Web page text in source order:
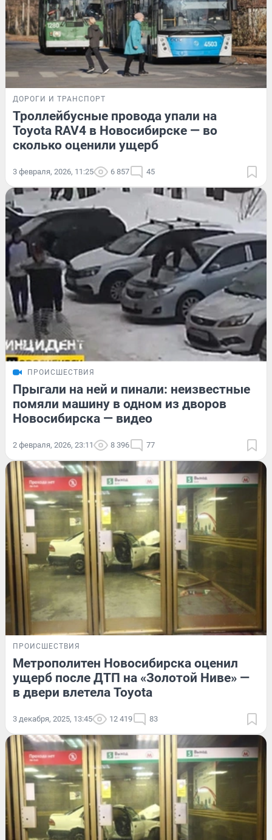
ДОРОГИ И ТРАНСПОРТ
Троллейбусные провода упали на
Toyota RAV4 в Новосибирске — во
сколько оценили ущерб
3 февраля, 2026, 11:25 6 857 45
ПРОИСШЕСТВИЯ
Прыгали на ней и пинали: неизвестные
помяли машину в одном из дворов
Новосибирска — видео
2 февраля, 2026, 23:11 8 396 77
ПРОИСШЕСТВИЯ
Метрополитен Новосибирска оценил
ущерб после ДТП на «Золотой Ниве» —
в двери влетела Toyota
3 декабря, 2025, 13:45 12 419 83